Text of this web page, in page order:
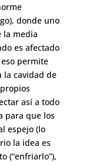
donde uno
la media
es afectado
permite
la cavidad de
así a todo
para que los
espejo (lo
la idea es
(“enfriarlo”),